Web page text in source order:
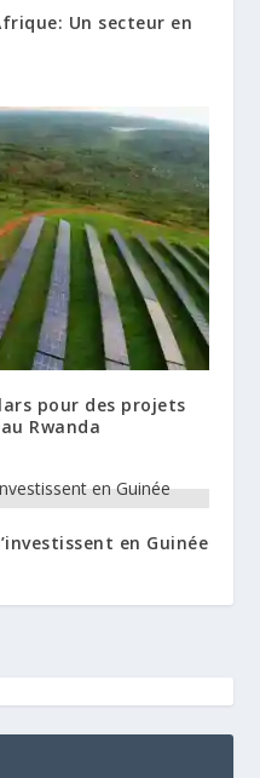
Un secteur en
pour des projets
Rwanda
en Guinée